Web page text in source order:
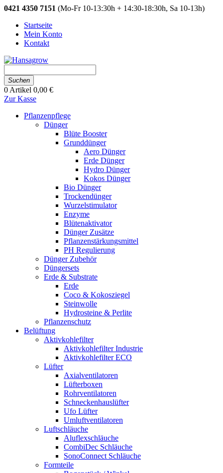
0421 4350 7151 (Mo-Fr 10-13:30h + 14:30-18:30h, Sa 10-13h)
Startseite
Mein Konto
Kontakt
Suchen
0 Artikel 0,00 €
Zur Kasse
Pflanzenpflege
Dünger
Blüte Booster
Grunddünger
Aero Dünger
Erde Dünger
Hydro Dünger
Kokos Dünger
Bio Dünger
Trockendünger
Wurzelstimulator
Enzyme
Blütenaktivator
Dünger Zusätze
Pflanzenstärkungsmittel
PH Regulierung
Dünger Zubehör
Düngersets
Erde & Substrate
Erde
Coco & Kokosziegel
Steinwolle
Hydrosteine & Perlite
Pflanzenschutz
Belüftung
Aktivkohlefilter
Aktivkohlefilter Industrie
Aktivkohlefilter ECO
Lüfter
Axialventilatoren
Lüfterboxen
Rohrventilatoren
Schneckenhauslüfter
Ufo Lüfter
Umluftventilatoren
Luftschläuche
Aluflexschläuche
CombiDec Schläuche
SonoConnect Schläuche
Formteile